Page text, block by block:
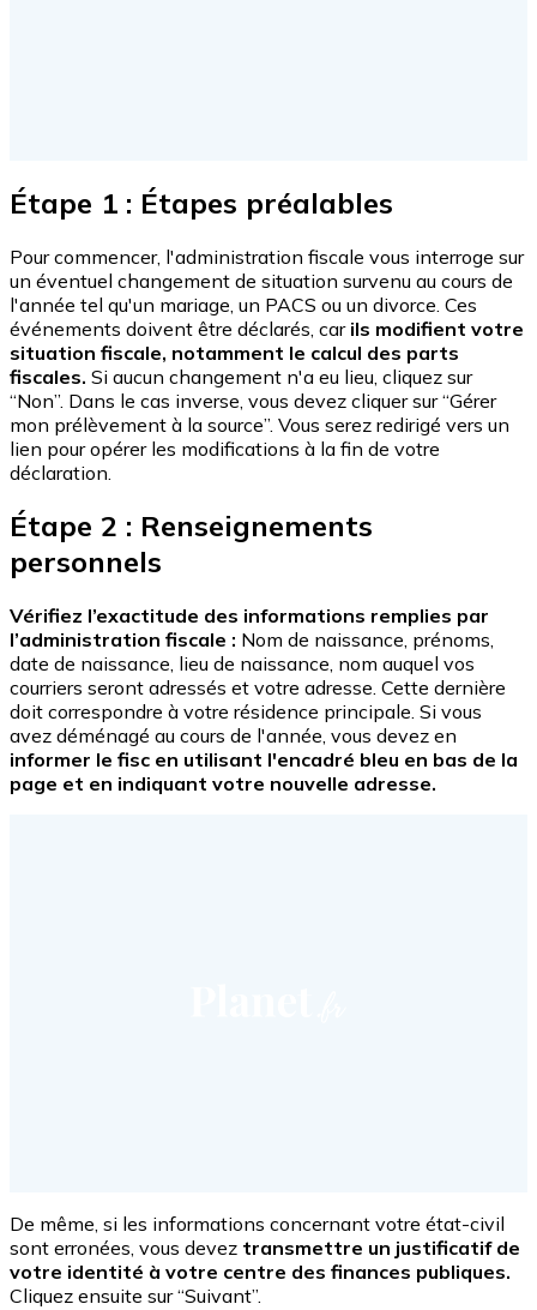
Étape 1 : Étapes préalables
Pour commencer, l'administration fiscale vous interroge sur
un éventuel changement de situation survenu au cours de
l'année tel qu'un mariage, un PACS ou un divorce. Ces
événements doivent être déclarés, car ils modifient votre
situation fiscale, notamment le calcul des parts
fiscales. Si aucun changement n'a eu lieu, cliquez sur
“Non”. Dans le cas inverse, vous devez cliquer sur “Gérer
mon prélèvement à la source”. Vous serez redirigé vers un
lien pour opérer les modifications à la fin de votre
déclaration.
Étape 2 : Renseignements
personnels
Vérifiez l’exactitude des informations remplies par
l’administration fiscale : Nom de naissance, prénoms,
date de naissance, lieu de naissance, nom auquel vos
courriers seront adressés et votre adresse. Cette dernière
doit correspondre à votre résidence principale. Si vous
avez déménagé au cours de l'année, vous devez en
informer le fisc en utilisant l'encadré bleu en bas de la
page et en indiquant votre nouvelle adresse.
De même, si les informations concernant votre état-civil
sont erronées, vous devez transmettre un justificatif de
votre identité à votre centre des finances publiques.
Cliquez ensuite sur “Suivant”.